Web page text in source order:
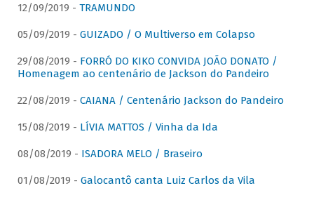
12/09/2019 - TRAMUNDO
05/09/2019 - GUIZADO / O Multiverso em Colapso
29/08/2019 - FORRÓ DO KIKO CONVIDA JOÃO DONATO /
Homenagem ao centenário de Jackson do Pandeiro
22/08/2019 - CAIANA / Centenário Jackson do Pandeiro
15/08/2019 - LÍVIA MATTOS / Vinha da Ida
08/08/2019 - ISADORA MELO / Braseiro
01/08/2019 - Galocantô canta Luiz Carlos da Vila